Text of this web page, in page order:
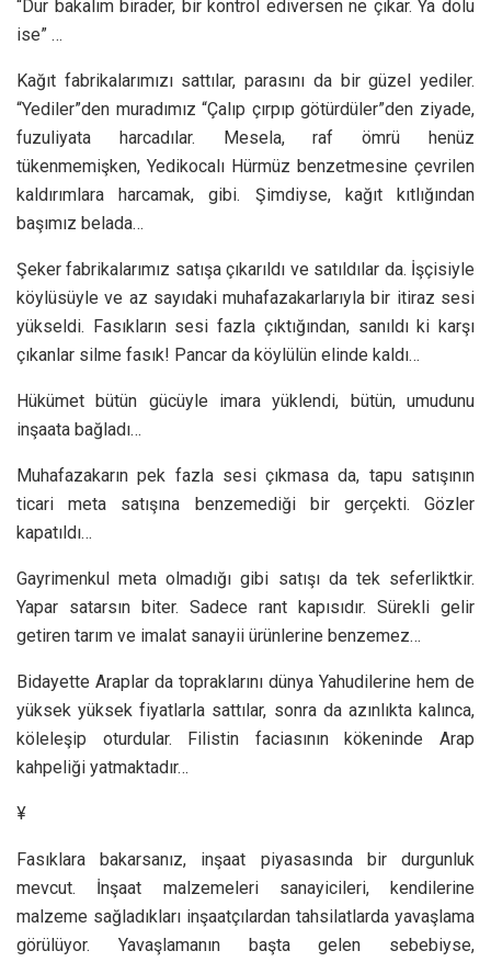
“Dur bakalım birader, bir kontrol ediversen ne çıkar. Ya dolu
ise” …
Kağıt fabrikalarımızı sattılar, parasını da bir güzel yediler.
“Yediler”den muradımız “Çalıp çırpıp götürdüler”den ziyade,
fuzuliyata harcadılar. Mesela, raf ömrü henüz
tükenmemişken, Yedikocalı Hürmüz benzetmesine çevrilen
kaldırımlara harcamak, gibi. Şimdiyse, kağıt kıtlığından
başımız belada…
Şeker fabrikalarımız satışa çıkarıldı ve satıldılar da. İşçisiyle
köylüsüyle ve az sayıdaki muhafazakarlarıyla bir itiraz sesi
yükseldi. Fasıkların sesi fazla çıktığından, sanıldı ki karşı
çıkanlar silme fasık! Pancar da köylülün elinde kaldı…
Hükümet bütün gücüyle imara yüklendi, bütün, umudunu
inşaata bağladı…
Muhafazakarın pek fazla sesi çıkmasa da, tapu satışının
ticari meta satışına benzemediği bir gerçekti. Gözler
kapatıldı…
Gayrimenkul meta olmadığı gibi satışı da tek seferliktkir.
Yapar satarsın biter. Sadece rant kapısıdır. Sürekli gelir
getiren tarım ve imalat sanayii ürünlerine benzemez…
Bidayette Araplar da topraklarını dünya Yahudilerine hem de
yüksek yüksek fiyatlarla sattılar, sonra da azınlıkta kalınca,
köleleşip oturdular. Filistin faciasının kökeninde Arap
kahpeliği yatmaktadır…
¥
Fasıklara bakarsanız, inşaat piyasasında bir durgunluk
mevcut. İnşaat malzemeleri sanayicileri, kendilerine
malzeme sağladıkları inşaatçılardan tahsilatlarda yavaşlama
görülüyor. Yavaşlamanın başta gelen sebebiyse,